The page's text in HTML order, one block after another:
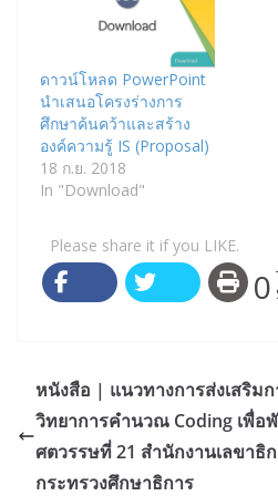
ดาวน์โหลด PowerPoint
นำเสนอโครงร่างการ
ศึกษาค้นคว้าและสร้าง
องค์ความรู้ IS (Proposal)
18 ก.ย. 2018
In "Download"
Please share it if you LIKE.
0
หนังสือ | แนวทางการส่งเสริม
วิทยาการคำนวณ Coding เพื่อ
ศตวรรษที่ 21 สำนักงานเลขาธิ
กระทรวงศึกษาธิการ